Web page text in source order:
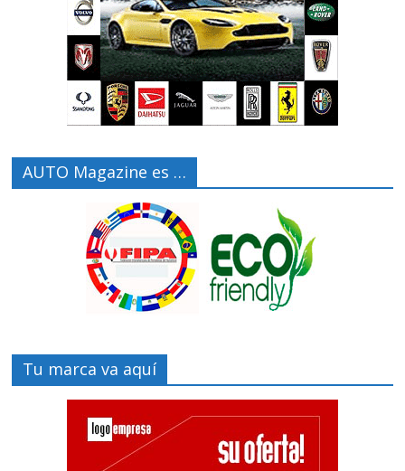
AUTO Magazine es …
Tu marca va aquí